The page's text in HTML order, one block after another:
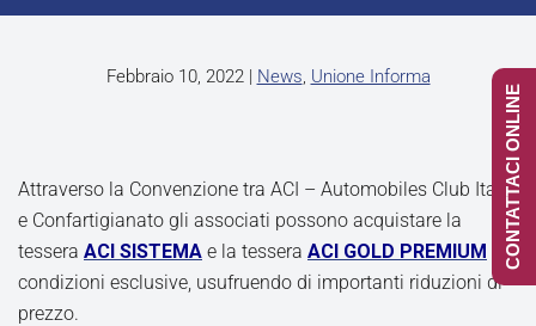
Febbraio 10, 2022| News, Unione Informa
Attraverso la Convenzione tra ACI – Automobiles Club Italia
e Confartigianato gli associati possono acquistare la
tessera ACI SISTEMA e la tessera ACI GOLD PREMIUM
condizioni esclusive, usufruendo di importanti riduzioni di
prezzo.
CONTATTACI ONLINE